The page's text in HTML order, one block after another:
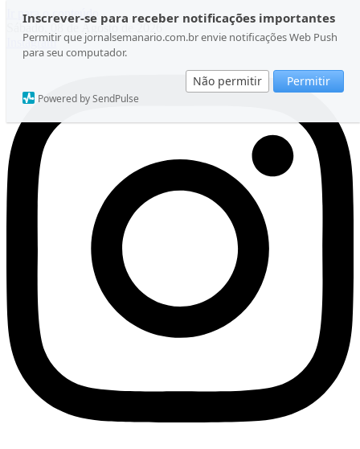
Inscrever-se para receber notificações importantes
Permitir que jornalsemanario.com.br envie notificações Web Push
para seu computador.
Não permitir Permitir
Powered by SendPulse
Ir para o conteúdo
Sábado, 08 de Agosto de 2026
Instagram